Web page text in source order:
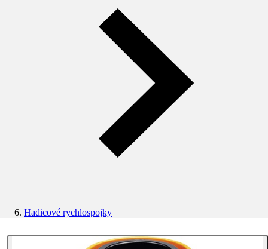
Hadicové rychlospojky